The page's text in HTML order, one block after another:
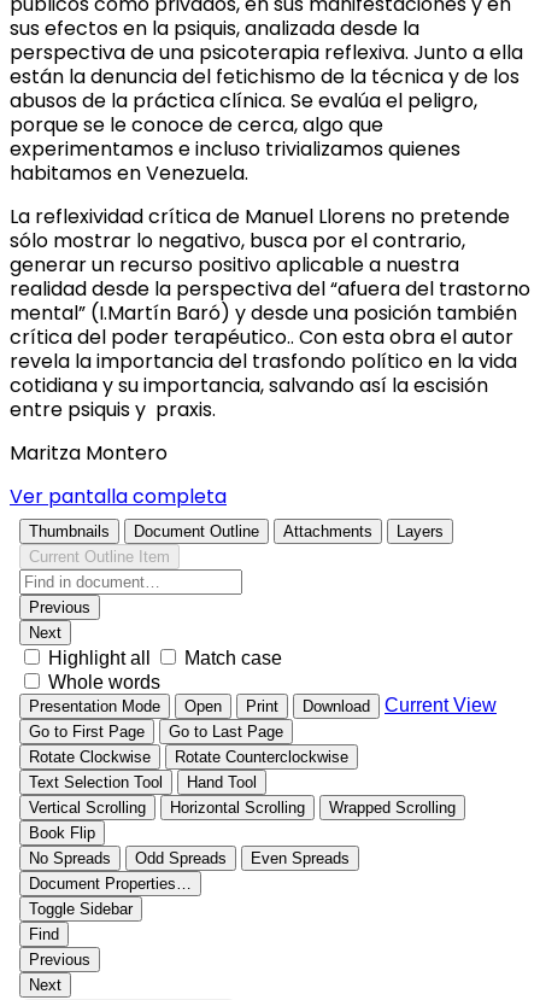
sus efectos en la psiquis, analizada desde la
perspectiva de una psicoterapia reflexiva. Junto a ella
están la denuncia del fetichismo de la técnica y de los
abusos de la práctica clínica. Se evalúa el peligro,
porque se le conoce de cerca, algo que
experimentamos e incluso trivializamos quienes
habitamos en Venezuela.
La reflexividad crítica de Manuel Llorens no pretende
sólo mostrar lo negativo, busca por el contrario,
generar un recurso positivo aplicable a nuestra
realidad desde la perspectiva del “afuera del trastorno
mental” (I.Martín Baró) y desde una posición también
crítica del poder terapéutico.. Con esta obra el autor
revela la importancia del trasfondo político en la vida
cotidiana y su importancia, salvando así la escisión
entre psiquis y praxis.
Maritza Montero
Ver pantalla completa